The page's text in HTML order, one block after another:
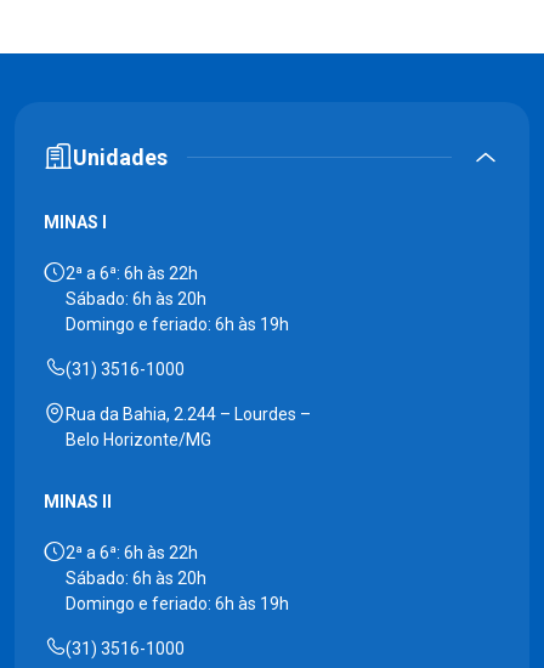
Unidades
MINAS I
2ª a 6ª: 6h às 22h
Sábado: 6h às 20h
Domingo e feriado: 6h às 19h
(31) 3516-1000
Rua da Bahia, 2.244 – Lourdes –
Belo Horizonte/MG
MINAS II
2ª a 6ª: 6h às 22h
Sábado: 6h às 20h
Domingo e feriado: 6h às 19h
(31) 3516-1000